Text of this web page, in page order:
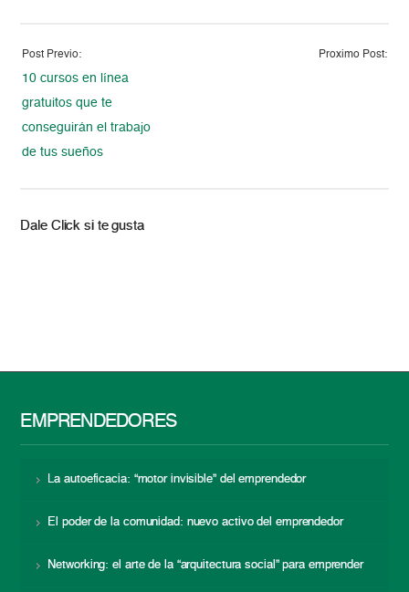
Post Previo:
10 cursos en línea
gratuitos que te
conseguirán el trabajo
de tus sueños
Proximo Post:
Dale Click si te gusta
EMPRENDEDORES
La autoeficacia: “motor invisible” del emprendedor
El poder de la comunidad: nuevo activo del emprendedor
Networking: el arte de la “arquitectura social” para emprender